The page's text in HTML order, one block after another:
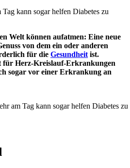
kann sogar helfen Diabetes zu
Welt können aufatmen: Eine neue
von dem ein oder anderen
für die Gesundheit ist.
für Herz-Kreislauf-Erkrankungen
sogar vor einer Erkrankung an
am Tag kann sogar helfen Diabetes zu